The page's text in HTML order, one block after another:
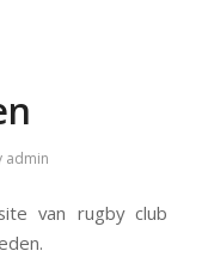
admin
van rugby club